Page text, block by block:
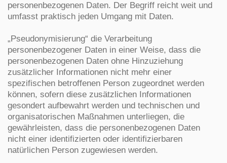
personenbezogenen Daten. Der Begriff reicht weit und
umfasst praktisch jeden Umgang mit Daten.
„Pseudonymisierung“ die Verarbeitung
personenbezogener Daten in einer Weise, dass die
personenbezogenen Daten ohne Hinzuziehung
zusätzlicher Informationen nicht mehr einer
spezifischen betroffenen Person zugeordnet werden
können, sofern diese zusätzlichen Informationen
gesondert aufbewahrt werden und technischen und
organisatorischen Maßnahmen unterliegen, die
gewährleisten, dass die personenbezogenen Daten
nicht einer identifizierten oder identifizierbaren
natürlichen Person zugewiesen werden.